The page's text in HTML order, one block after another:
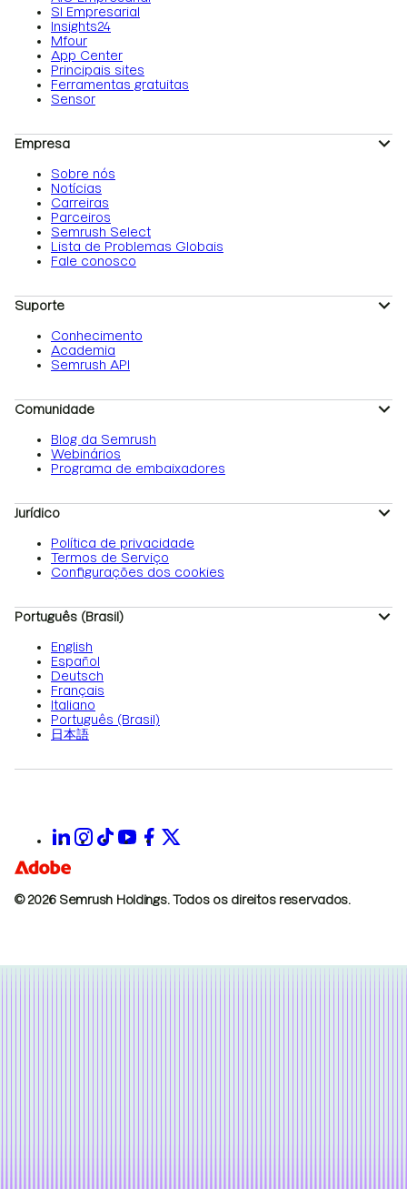
SI Empresarial
Insights24
Mfour
App Center
Principais sites
Ferramentas gratuitas
Sensor
Empresa
Sobre nós
Notícias
Carreiras
Parceiros
Semrush Select
Lista de Problemas Globais
Fale conosco
Suporte
Conhecimento
Academia
Semrush API
Comunidade
Blog da Semrush
Webinários
Programa de embaixadores
Jurídico
Política de privacidade
Termos de Serviço
Configurações dos cookies
Português (Brasil)
English
Español
Deutsch
Français
Italiano
Português (Brasil)
日本語
© 2026 Semrush Holdings. Todos os direitos reservados.